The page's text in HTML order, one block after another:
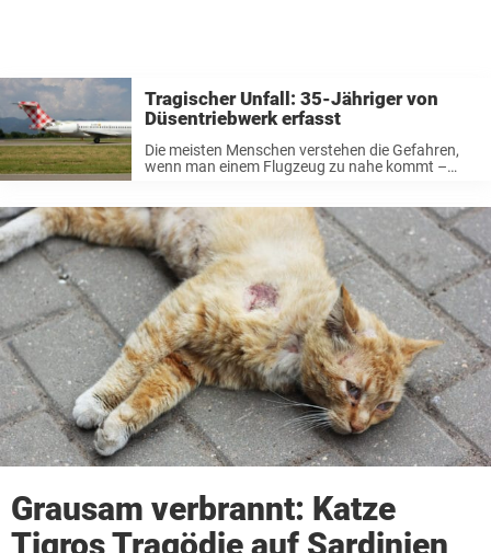
Tragischer Unfall: 35-Jähriger von
Düsentriebwerk erfasst
Die meisten Menschen verstehen die Gefahren,
wenn man einem Flugzeug zu nahe kommt –
Doch trotz der Risiken passieren immer noch
Tragödien. Und nun ...
Grausam verbrannt: Katze
Tigros Tragödie auf Sardinien